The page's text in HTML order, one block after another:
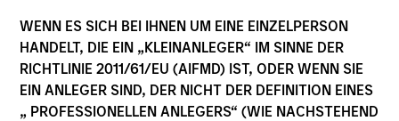
WENN ES SICH BEI IHNEN UM EINE EINZELPERSON
HANDELT, DIE EIN „KLEINANLEGER“ IM SINNE DER
RICHTLINIE 2011/61/EU (AIFMD) IST, ODER WENN SIE
EIN ANLEGER SIND, DER NICHT DER DEFINITION EINES
„ PROFESSIONELLEN ANLEGERS“ (WIE NACHSTEHEND
Änderung des Fondsvehikels